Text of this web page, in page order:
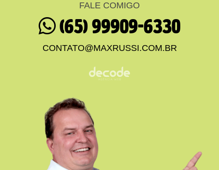
FALE COMIGO
(65) 99909-6330
CONTATO@MAXRUSSI.COM.BR